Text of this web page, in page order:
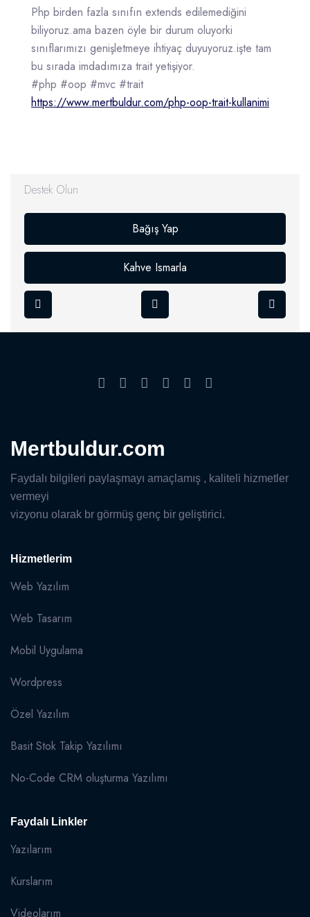
Php birden fazla sınıfın extends edilemediğini
biliyoruz.ama bazen öyle bir durum oluyorki
sınıflarımızı genişletmeye ihtiyaç duyuyoruz.işte tam
bu sırada imdadımıza trait yetişiyor.
#php #oop #mvc #trait
https://www.mertbuldur.com/php-oop-trait-kullanimi
Destek Olun
Bağış Yap
Kahve Ismarla
Mertbuldur.com
Faydalı bilgileri paylaşmayı amaçlamış , kaliteli hizmetler
vermeyi
vizyonu olarak br görmüş genç bir geliştirici.
Hizmetlerim
Web Yazılım
Web Tasarım
Mobil Uygulama
Wordpress
Özel Yazılım
Basit Stok Takip Yazılımı
No-Code CRM oluşturma Yazılımı
Faydalı Linkler
Yazılarım
Kurslarım
Videolarım